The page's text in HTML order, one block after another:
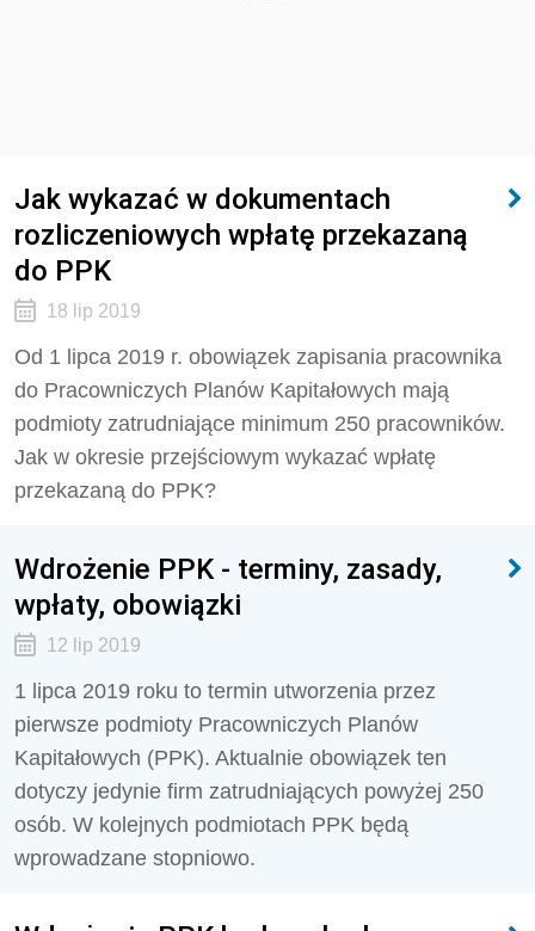
Jak wykazać w dokumentach
rozliczeniowych wpłatę przekazaną
do PPK
18 lip 2019
Od 1 lipca 2019 r. obowiązek zapisania pracownika
do Pracowniczych Planów Kapitałowych mają
podmioty zatrudniające minimum 250 pracowników.
Jak w okresie przejściowym wykazać wpłatę
przekazaną do PPK?
Wdrożenie PPK - terminy, zasady,
wpłaty, obowiązki
12 lip 2019
1 lipca 2019 roku to termin utworzenia przez
pierwsze podmioty Pracowniczych Planów
Kapitałowych (PPK). Aktualnie obowiązek ten
dotyczy jedynie firm zatrudniających powyżej 250
osób. W kolejnych podmiotach PPK będą
wprowadzane stopniowo.